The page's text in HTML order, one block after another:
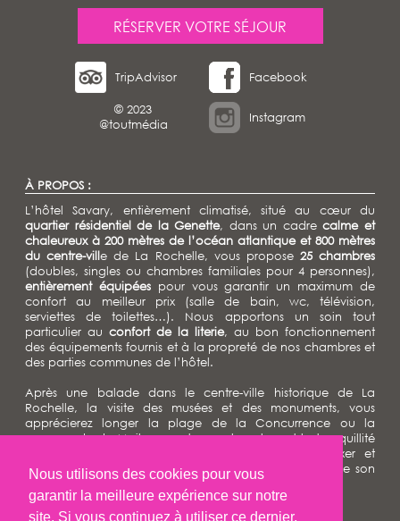
Nous utilisons des cookies pour vous
garantir la meilleure expérience sur notre
site. Si vous continuez à utiliser ce dernier,
RÉSERVER VOTRE SÉJOUR
TripAdvisor
© 2023
@toutmédia
Facebook
Instagram
À PROPOS :
L’hôtel Savary, entièrement climatisé, situé au cœur du
quartier résidentiel de la Genette, dans un cadrecalme et
chaleureux à 200 mètres de l’océan atlantique et 800 mètres
du centre-ville de La Rochelle, vous propose 25 chambres
(doubles, singles ou chambres familiales pour 4 personnes),
entièrement équipéespour vous garantir un maximum de
confort au meilleur prix (salle de bain, wc, télévision,
serviettes de toilettes…). Nous apportons un soin tout
particulier au confort de la literie, au bon fonctionnement
des équipements fournis et à la propreté de nos chambres et
des parties communes de l’hôtel.
Après une balade dans le centre-ville historique de La
Rochelle, la visite des musées et des monuments, vous
apprécierez longer la plage de la Concurrence ou la
promenade du Mail pour retrouver le calme et la tranquillité
de l’hôtel Savary où vous pourrez ainsi vous relaxer et
prendre un verre au bar de l’hôtel ou sur la terrasse de son
patio ombragé...
NAVIGATION :